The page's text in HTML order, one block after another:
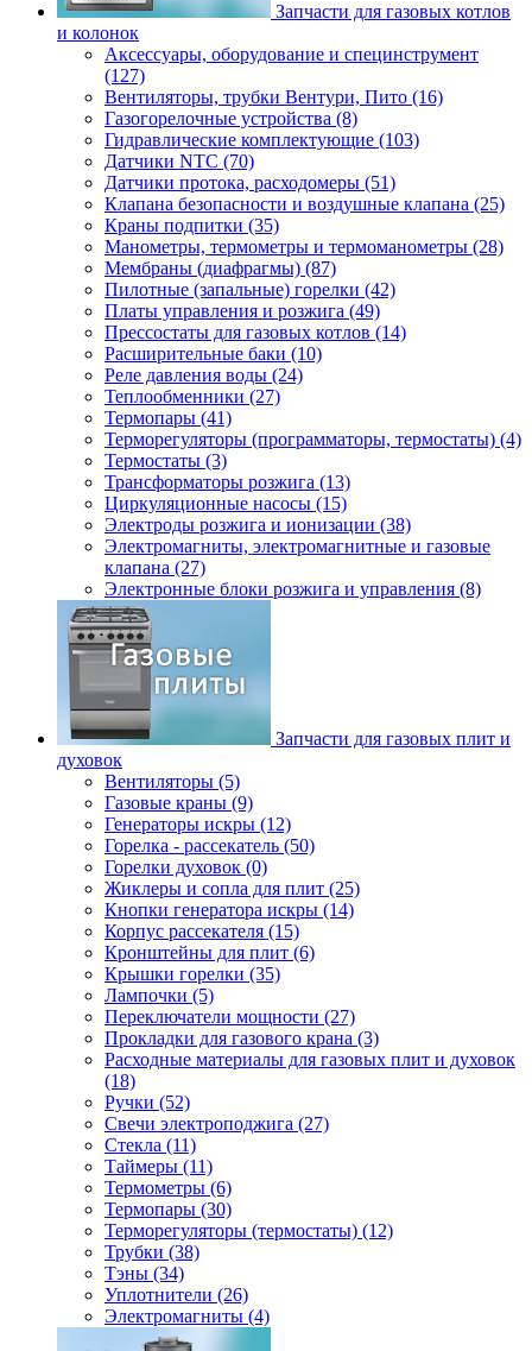
Запчасти для газовых котлов
и колонок
Аксессуары, оборудование и специнструмент
(127)
Вентиляторы, трубки Вентури, Пито (16)
Газогорелочные устройства (8)
Гидравлические комплектующие (103)
Датчики NTC (70)
Датчики протока, расходомеры (51)
Клапана безопасности и воздушные клапана (25)
Краны подпитки (35)
Манометры, термометры и термоманометры (28)
Мембраны (диафрагмы) (87)
Пилотные (запальные) горелки (42)
Платы управления и розжига (49)
Прессостаты для газовых котлов (14)
Расширительные баки (10)
Реле давления воды (24)
Теплообменники (27)
Термопары (41)
Терморегуляторы (программаторы, термостаты) (4)
Термостаты (3)
Трансформаторы розжига (13)
Циркуляционные насосы (15)
Электроды розжига и ионизации (38)
Электромагниты, электромагнитные и газовые
клапана (27)
Электронные блоки розжига и управления (8)
Запчасти для газовых плит и
духовок
Вентиляторы (5)
Газовые краны (9)
Генераторы искры (12)
Горелка - рассекатель (50)
Горелки духовок (0)
Жиклеры и сопла для плит (25)
Кнопки генератора искры (14)
Корпус рассекателя (15)
Кронштейны для плит (6)
Крышки горелки (35)
Лампочки (5)
Переключатели мощности (27)
Прокладки для газового крана (3)
Расходные материалы для газовых плит и духовок
(18)
Ручки (52)
Свечи электроподжига (27)
Стекла (11)
Таймеры (11)
Термометры (6)
Термопары (30)
Терморегуляторы (термостаты) (12)
Трубки (38)
Тэны (34)
Уплотнители (26)
Электромагниты (4)